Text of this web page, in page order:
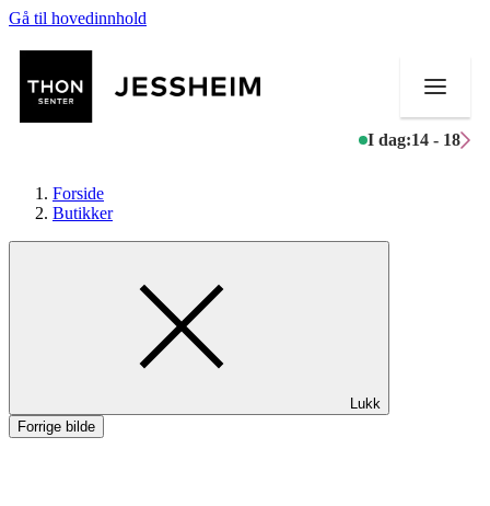
Gå til hovedinnhold
I dag:14 - 18
Mat og drikke
Aktiviteter
Forside
Butikker
Lukk
Forrige bilde